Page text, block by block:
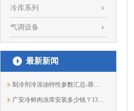
冷库系列
气调设备
最新新闻
制冷剂冷冻油特性参数汇总-蓉众恒制冷
广安冷鲜肉冻库安装多少钱？13881933303蓉众恒